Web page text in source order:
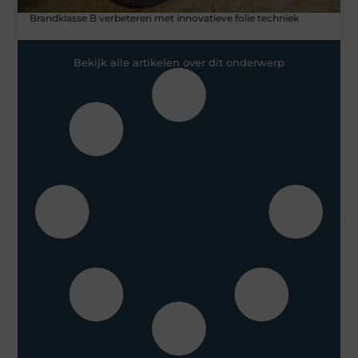
Brandklasse B verbeteren met innovatieve folie techniek
Bekijk alle artikelen over dit onderwerp